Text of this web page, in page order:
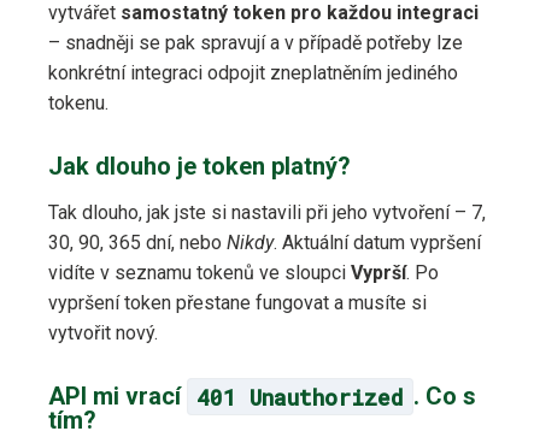
vytvářet samostatný token pro každou integraci
– snadněji se pak spravují a v případě potřeby lze
konkrétní integraci odpojit zneplatněním jediného
tokenu.
Jak dlouho je token platný?
Tak dlouho, jak jste si nastavili při jeho vytvoření – 7,
30, 90, 365 dní, nebo Nikdy. Aktuální datum vypršení
vidíte v seznamu tokenů ve sloupci Vyprší. Po
vypršení token přestane fungovat a musíte si
vytvořit nový.
API mi vrací 401 Unauthorized . Co s
tím?